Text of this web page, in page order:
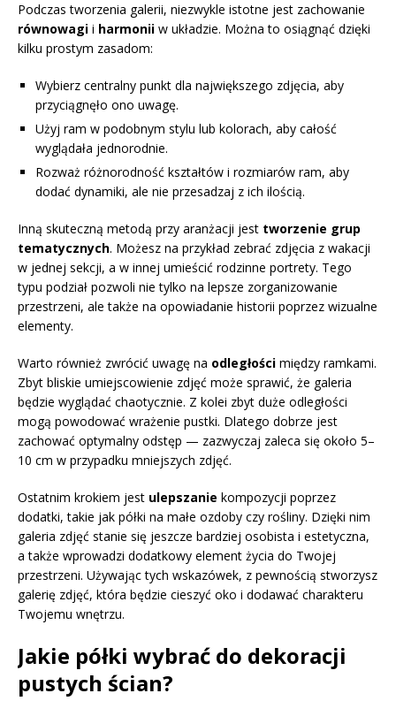
Podczas tworzenia galerii, niezwykle istotne jest zachowanie
równowagi i harmonii w układzie. Można to osiągnąć dzięki
kilku prostym zasadom:
Wybierz centralny punkt dla największego zdjęcia, aby
przyciągnęło ono uwagę.
Użyj ram w podobnym stylu lub kolorach, aby całość
wyglądała jednorodnie.
Rozważ różnorodność kształtów i rozmiarów ram, aby
dodać dynamiki, ale nie przesadzaj z ich ilością.
Inną skuteczną metodą przy aranżacji jest tworzenie grup
tematycznych. Możesz na przykład zebrać zdjęcia z wakacji
w jednej sekcji, a w innej umieścić rodzinne portrety. Tego
typu podział pozwoli nie tylko na lepsze zorganizowanie
przestrzeni, ale także na opowiadanie historii poprzez wizualne
elementy.
Warto również zwrócić uwagę na odległości między ramkami.
Zbyt bliskie umiejscowienie zdjęć może sprawić, że galeria
będzie wyglądać chaotycznie. Z kolei zbyt duże odległości
mogą powodować wrażenie pustki. Dlatego dobrze jest
zachować optymalny odstęp — zazwyczaj zaleca się około 5–
10 cm w przypadku mniejszych zdjęć.
Ostatnim krokiem jest ulepszanie kompozycji poprzez
dodatki, takie jak półki na małe ozdoby czy rośliny. Dzięki nim
galeria zdjęć stanie się jeszcze bardziej osobista i estetyczna,
a także wprowadzi dodatkowy element życia do Twojej
przestrzeni. Używając tych wskazówek, z pewnością stworzysz
galerię zdjęć, która będzie cieszyć oko i dodawać charakteru
Twojemu wnętrzu.
Jakie półki wybrać do dekoracji
pustych ścian?